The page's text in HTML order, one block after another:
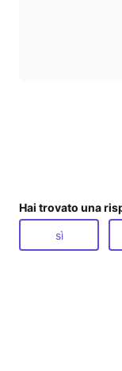
Hai trovato una
sì